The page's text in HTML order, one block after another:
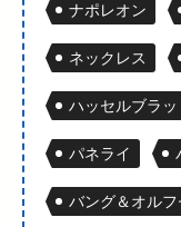
ナポレオン
ネックレス
ハッセルブラッ
パネライ
バング＆オルフ